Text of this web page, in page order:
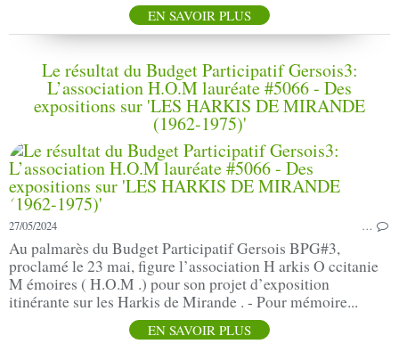
EN SAVOIR PLUS
Le résultat du Budget Participatif Gersois3:
L’association H.O.M lauréate #5066 - Des
expositions sur 'LES HARKIS DE MIRANDE
(1962-1975)'
27/05/2024 …
Au palmarès du Budget Participatif Gersois BPG#3,
proclamé le 23 mai, figure l’association H arkis O ccitanie
M émoires ( H.O.M .) pour son projet d’exposition
itinérante sur les Harkis de Mirande . - Pour mémoire...
EN SAVOIR PLUS